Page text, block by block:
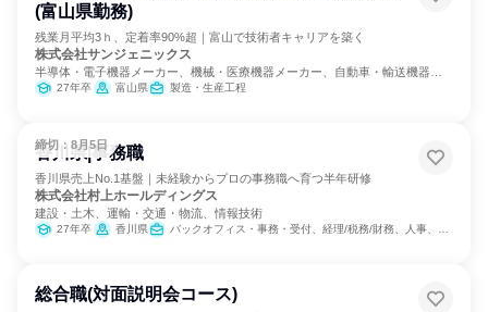
(富山県勤務)
残業月平均3ｈ、定着率90%超｜富山で技術者キャリアを築く
株式会社サンジェニックス
半導体・電子機器メーカー、機械・医療機器メーカー、自動車・輸送機器メ
ーカー27年卒 富山県 製造・生産工程
締切：8月5日
香川県|事務職
香川県売上No.1基盤｜未経験からプロの事務職へ育つ半年研修
株式会社村上ホールディングス
建設・土木、運輸・交通・物流、情報技術
27年卒 香川県 バックオフィス・事務・受付、経理/税務/財務、人事、総務、組織運営管理・公務員・事務系職種、営業
総合職(対面説明会コース)